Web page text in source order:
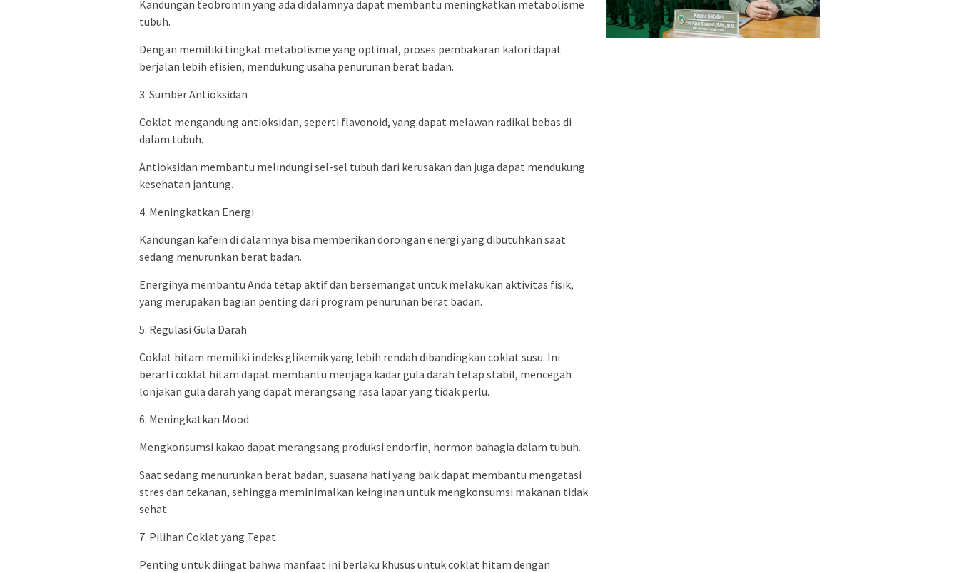
Kandungan teobromin yang ada didalamnya dapat membantu meningkatkan metabolisme
tubuh.
Dengan memiliki tingkat metabolisme yang optimal, proses pembakaran kalori dapat
berjalan lebih efisien, mendukung usaha penurunan berat badan.
3. Sumber Antioksidan
Coklat mengandung antioksidan, seperti flavonoid, yang dapat melawan radikal bebas di
dalam tubuh.
Antioksidan membantu melindungi sel-sel tubuh dari kerusakan dan juga dapat mendukung
kesehatan jantung.
4. Meningkatkan Energi
Kandungan kafein di dalamnya bisa memberikan dorongan energi yang dibutuhkan saat
sedang menurunkan berat badan.
Energinya membantu Anda tetap aktif dan bersemangat untuk melakukan aktivitas fisik,
yang merupakan bagian penting dari program penurunan berat badan.
5. Regulasi Gula Darah
Coklat hitam memiliki indeks glikemik yang lebih rendah dibandingkan coklat susu. Ini
berarti coklat hitam dapat membantu menjaga kadar gula darah tetap stabil, mencegah
lonjakan gula darah yang dapat merangsang rasa lapar yang tidak perlu.
6. Meningkatkan Mood
Mengkonsumsi kakao dapat merangsang produksi endorfin, hormon bahagia dalam tubuh.
Saat sedang menurunkan berat badan, suasana hati yang baik dapat membantu mengatasi
stres dan tekanan, sehingga meminimalkan keinginan untuk mengkonsumsi makanan tidak
sehat.
7. Pilihan Coklat yang Tepat
Penting untuk diingat bahwa manfaat ini berlaku khusus untuk coklat hitam dengan